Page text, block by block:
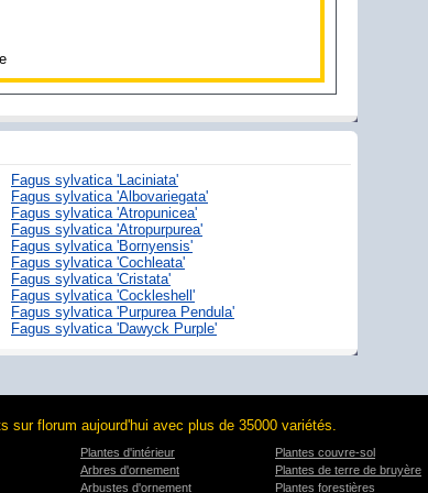
Fagus sylvatica 'Laciniata'
Fagus sylvatica 'Albovariegata'
Fagus sylvatica 'Atropunicea'
Fagus sylvatica 'Atropurpurea'
Fagus sylvatica 'Bornyensis'
Fagus sylvatica 'Cochleata'
Fagus sylvatica 'Cristata'
Fagus sylvatica 'Cockleshell'
Fagus sylvatica 'Purpurea Pendula'
Fagus sylvatica 'Dawyck Purple'
sur florum aujourd'hui avec plus de 35000 variétés.
Plantes d'intérieur
Arbres d'ornement
Arbustes d'ornement
Plantes couvre-sol
Plantes de terre de bruyère
Plantes forestières